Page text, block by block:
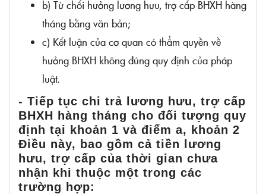
b) Từ chối hưởng lương hưu, trợ cấp BHXH hàng
tháng bằng văn bản;
c) Kết luận của cơ quan có thẩm quyền về
hưởng BHXH không đúng quy định của pháp
luật.
- Tiếp tục chi trả lương hưu, trợ cấp
BHXH hàng tháng cho đối tượng quy
định tại khoản 1 và điểm a, khoản 2
Điều này, bao gồm cả tiền lương
hưu, trợ cấp của thời gian chưa
nhận khi thuộc một trong các
trường hợp: